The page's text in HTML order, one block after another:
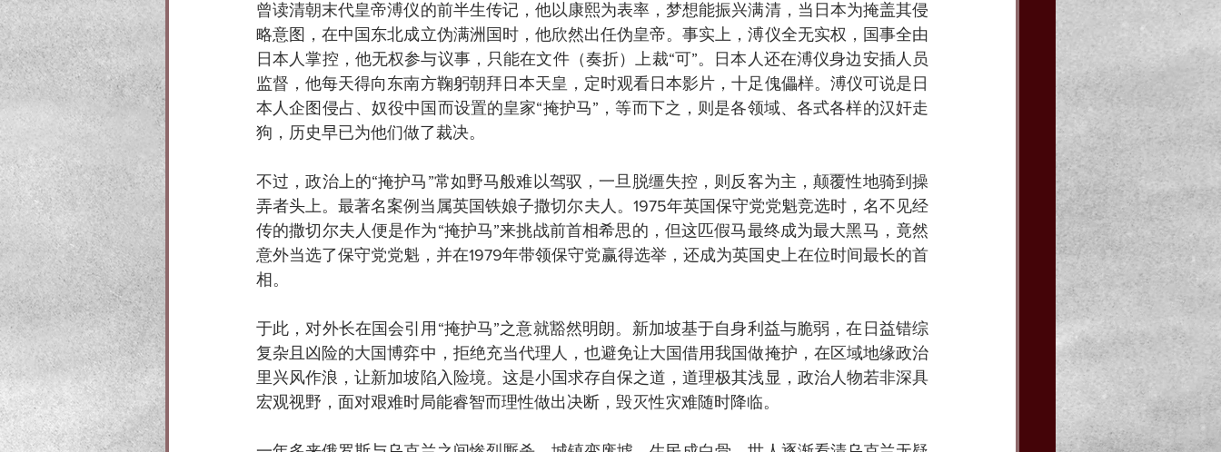
曾读清朝末代皇帝溥仪的前半生传记，他以康熙为表率，梦想能振兴满清，当日本为掩盖其侵
略意图，在中国东北成立伪满洲国时，他欣然出任伪皇帝。事实上，溥仪全无实权，国事全由
日本人掌控，他无权参与议事，只能在文件（奏折）上裁“可”。日本人还在溥仪身边安插人员
监督，他每天得向东南方鞠躬朝拜日本天皇，定时观看日本影片，十足傀儡样。溥仪可说是日
本人企图侵占、奴役中国而设置的皇家“掩护马”，等而下之，则是各领域、各式各样的汉奸走
狗，历史早已为他们做了裁决。
不过，政治上的“掩护马”常如野马般难以驾驭，一旦脱缰失控，则反客为主，颠覆性地骑到操
弄者头上。最著名案例当属英国铁娘子撒切尔夫人。1975年英国保守党党魁竞选时，名不见经
传的撒切尔夫人便是作为“掩护马”来挑战前首相希思的，但这匹假马最终成为最大黑马，竟然
意外当选了保守党党魁，并在1979年带领保守党赢得选举，还成为英国史上在位时间最长的首
相。
于此，对外长在国会引用“掩护马”之意就豁然明朗。新加坡基于自身利益与脆弱，在日益错综
复杂且凶险的大国博弈中，拒绝充当代理人，也避免让大国借用我国做掩护，在区域地缘政治
里兴风作浪，让新加坡陷入险境。这是小国求存自保之道，道理极其浅显，政治人物若非深具
宏观视野，面对艰难时局能睿智而理性做出决断，毁灭性灾难随时降临。